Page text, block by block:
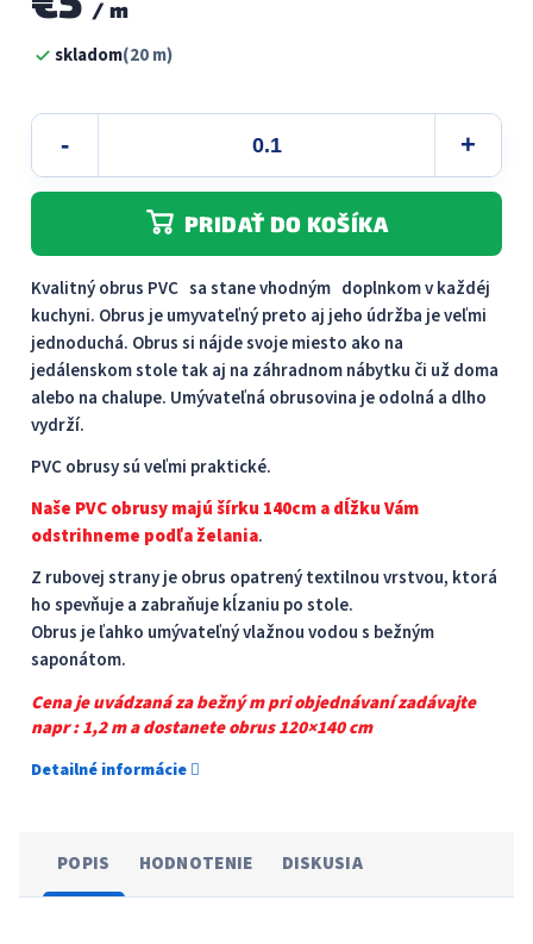
/ m
Jednotková
cena:skladom(20 m)
PRIDAŤ DO KOŠÍKA
Kvalitný obrus PVC sa stane vhodným doplnkom v každéj
kuchyni. Obrus je umyvateľný preto aj jeho údržba je veľmi
jednoduchá. Obrus ​​si nájde svoje miesto ako na
jedálenskom stole tak aj na záhradnom nábytku či už doma
alebo na chalupe. Umývateľná obrusovina je odolná a dlho
vydrží.
PVC obrusy sú veľmi praktické.
Naše PVC obrusy majú šírku 140cm a dĺžku Vám
odstrihneme podľa želania.
Z rubovej strany je obrus opatrený textilnou vrstvou, ktorá
ho spevňuje a zabraňuje kĺzaniu po stole.
Obrus je ľahko umývateľný vlažnou vodou s bežným
saponátom.
Cena je uvádzaná za bežný m pri objednávaní zadávajte
napr : 1,2 m a dostanete obrus 120×140 cm
Detailné informácie
POPIS HODNOTENIE DISKUSIA